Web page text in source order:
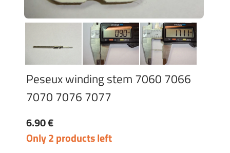
Peseux winding stem 7060 7066
7070 7076 7077
6.90 €
Only 2 products left